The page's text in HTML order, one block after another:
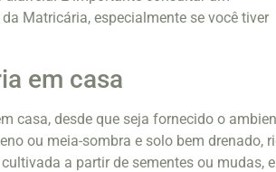
Matricária, especialmente se você tiver
em casa
casa, desde que seja fornecido o
ou meia-sombra e solo bem drenado,
a partir de sementes ou mudas, e